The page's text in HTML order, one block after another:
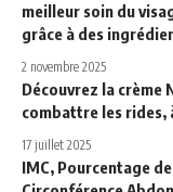
meilleur soin du
grâce à des
2 novembre 2025
Découvrez la crème
combattre les rides,
17 juillet 2025
IMC, Pourcentage